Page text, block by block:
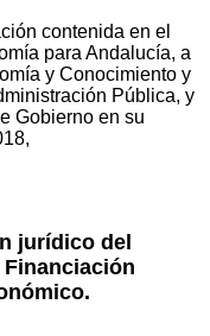
contenida en el
para Andalucía, a
y Conocimiento y
Pública, y
Gobierno en su
jurídico del